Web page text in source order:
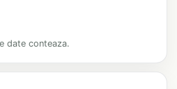
date conteaza.